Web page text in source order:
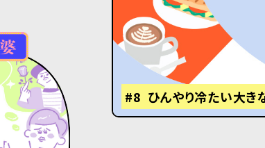
#8 ひんやり冷たい大き